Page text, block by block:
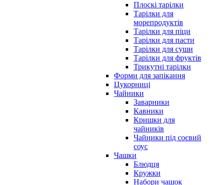
Плоскі тарілки
Тарілки для
морепродуктів
Тарілки для піци
Тарілки для пасти
Тарілки для суши
Тарілки для фруктів
Трикутні тарілки
Форми для запікання
Цукорниці
Чайники
Заварники
Кавники
Кришки для
чайників
Чайники під соєвий
соус
Чашки
Блюдця
Кружки
Набори чашок